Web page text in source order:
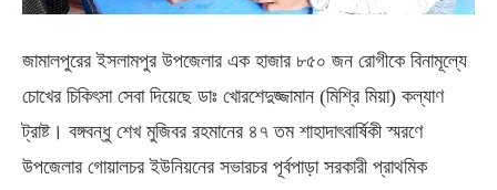
জামালপুরের ইসলামপুর উপজেলার এক হাজার ৮৫০ জন রোগীকে বিনামূল্যে
চোখের চিকিৎসা সেবা দিয়েছে ডাঃ খোরশেদুজ্জামান (মিশ্রি মিয়া) কল্যাণ
ট্রাষ্ট। বঙ্গবন্ধু শেখ মুজিবর রহমানের ৪৭ তম শাহাদাৎবার্ষিকী স্মরণে
উপজেলার গোয়ালচর ইউনিয়নের সভারচর পূর্বপাড়া সরকারী প্রাথমিক